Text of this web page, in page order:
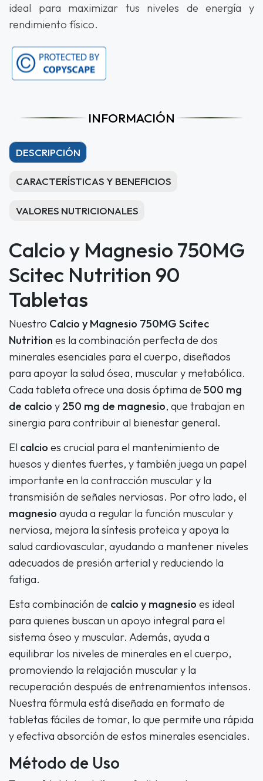
ideal para maximizar tus niveles de energía y
rendimiento físico.
INFORMACIÓN
Calcio y Magnesio 750MG
Scitec Nutrition 90
Tabletas
Nuestro Calcio y Magnesio 750MG Scitec
Nutrition es la combinación perfecta de dos
minerales esenciales para el cuerpo, diseñados
para apoyar la salud ósea, muscular y metabólica.
Cada tableta ofrece una dosis óptima de 500 mg
de calcio y 250 mg de magnesio, que trabajan en
sinergia para contribuir al bienestar general.
El calcio es crucial para el mantenimiento de
huesos y dientes fuertes, y también juega un papel
importante en la contracción muscular y la
transmisión de señales nerviosas. Por otro lado, el
magnesio ayuda a regular la función muscular y
nerviosa, mejora la síntesis proteica y apoya la
salud cardiovascular, ayudando a mantener niveles
adecuados de presión arterial y reduciendo la
fatiga.
Esta combinación de calcio y magnesio es ideal
para quienes buscan un apoyo integral para el
sistema óseo y muscular. Además, ayuda a
equilibrar los niveles de minerales en el cuerpo,
promoviendo la relajación muscular y la
recuperación después de entrenamientos intensos.
Nuestra fórmula está diseñada en formato de
tabletas fáciles de tomar, lo que permite una rápida
y efectiva absorción de estos minerales esenciales.
Método de Uso
DESCRIPCIÓN
CARACTERÍSTICAS Y BENEFICIOS
VALORES NUTRICIONALES